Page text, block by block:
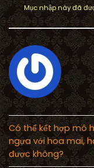
Mục nhập này đã
Có thể kết hợp mô
ngựa với hoa mai,
được không?